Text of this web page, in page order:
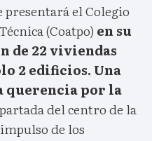
el Colegio
(Coatpo) en su
de 22 viviendas
2 edificios. Una
querencia por la
del centro de la
de los